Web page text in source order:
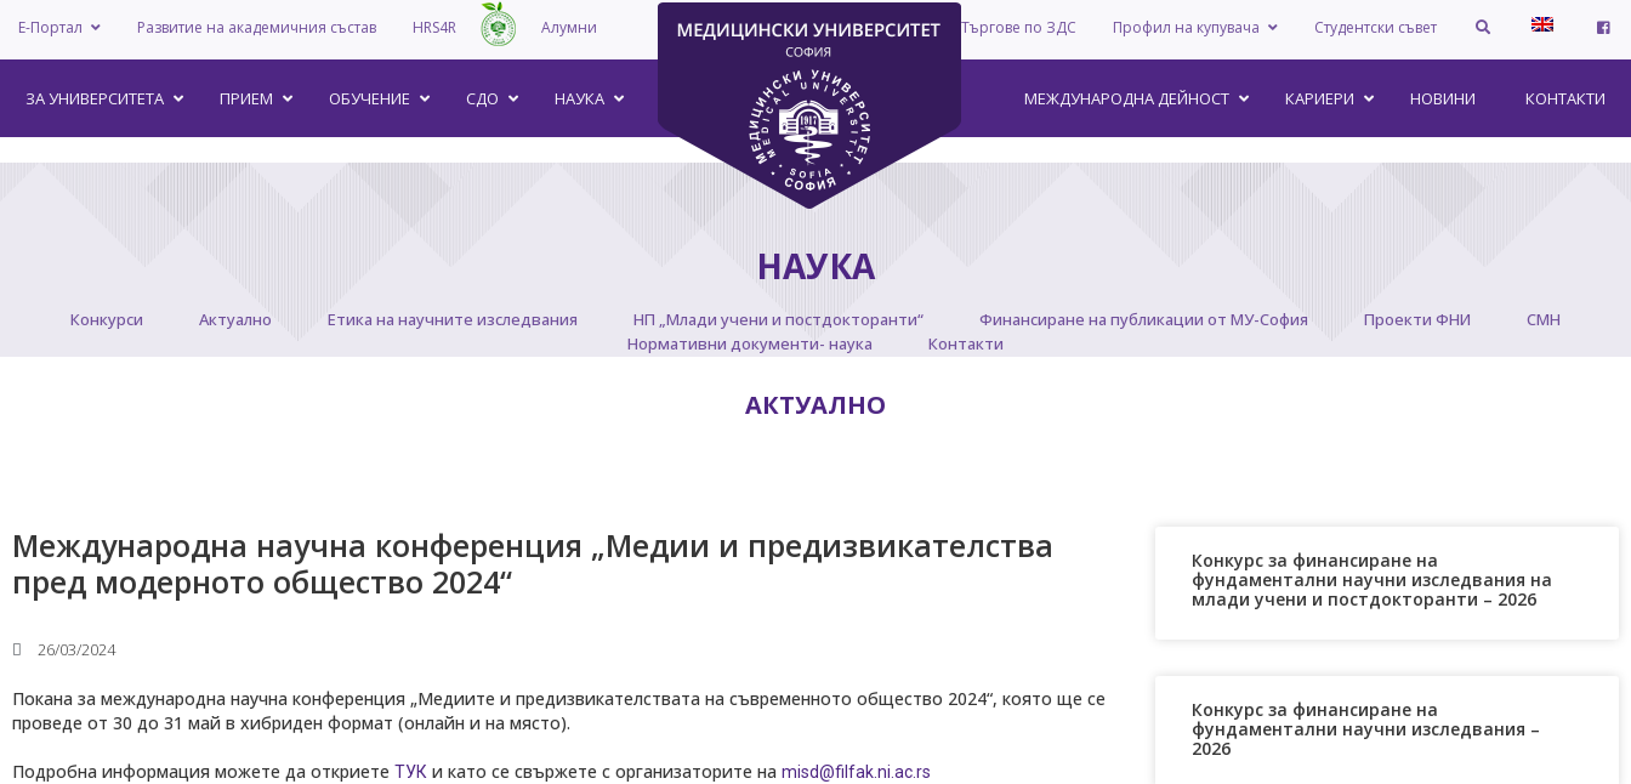
Е-Портал Развитие на академичния състав HRS4R Алумни Студентски съвет
Профил на купувача
Търгове по ЗДС
ЗА УНИВEРСИТЕТА ПРИЕМ ОБУЧЕНИЕ СДО НАУКА КОНТАКТИ
НОВИНИ
КАРИЕРИ
МЕЖДУНАРОДНА ДЕЙНОСТ
НАУКА
Конкурси Актуално Етика на научните изследвания НП „Млади учени и постдокторанти“ Финансиране на публикации от МУ-София Проекти ФНИ
СМН
Нормативни документи- наука
Контакти
АКТУАЛНО
Международна научна конференция „Медии и предизвикателства
пред модерното общество 2024“
26/03/2024
Покана за международна научна конференция „Медиите и предизвикателствата на съвременното общество 2024“, която ще се
проведе от 30 до 31 май в хибриден формат (онлайн и на място).
Подробна информация можете да откриете ТУК и като се свържете с организаторите на misd@filfak.ni.ac.rs
Конкурс за финансиране на
фундаментални научни изследвания на
млади учени и постдокторанти – 2026
Конкурс за финансиране на
фундаментални научни изследвания –
2026